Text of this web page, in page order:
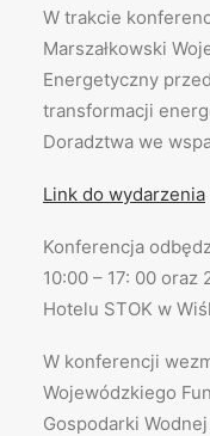
W trakcie
Marszałkowski
Energetyczny
transformacji
Doradztwa we
Link do wydarzenia
Konferencja
10:00 – 17: 00 oraz
Hotelu STOK w
W konferencji
Wojewódzkiego
Gospodarki